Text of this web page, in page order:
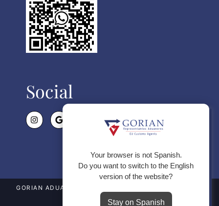
Social
GORIAN ADUANAS SL © WWW.GORIAN.ES 2021 – 2026
Politica de Cookies
Utilizamos cookies propias para el
página web y de todos sus
servicios, y de terceros para
analizar el tráfico en nuestra página
web. Si continua navegando,
consideramos que acepta su uso.
Your browser is not Spanish.
Do you want to switch to the English
version of the website?
Stay on Spanish